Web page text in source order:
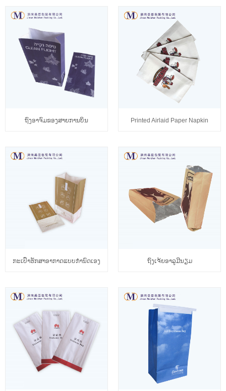
ຖົງອາຈົມຂອງສາຍການບິນ Printed Airlaid Paper Napkin
ກະເປົ໋າຮັກສາອາກາດແບບກຳນົດເອງ ຖົງເຈ້ຍອາລູມີນຽມ